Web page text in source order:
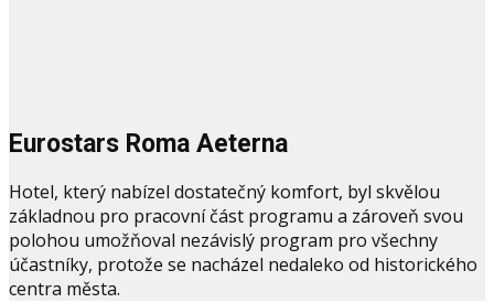
Eurostars Roma Aeterna
Hotel, který nabízel dostatečný komfort, byl skvělou
základnou pro pracovní část programu a zároveň svou
polohou umožňoval nezávislý program pro všechny
účastníky, protože se nacházel nedaleko od historického
centra města.